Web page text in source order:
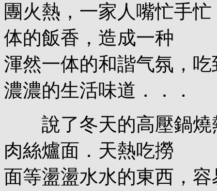
團火熱，一家人嘴忙手
体的飯香，造成一种
渾然一体的和諧气氛，
濃濃的生活味道．．．
說了冬天的高壓鍋燒
肉絲爐面．天熱吃撈
面等盪盪水水的東西，容